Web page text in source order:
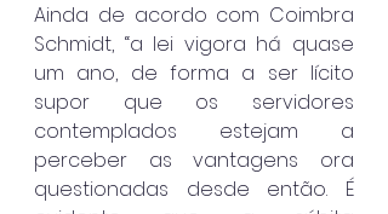
Ainda de acordo com Coimbra
Schmidt, “a lei vigora há quase
um ano, de forma a ser lícito
supor que os servidores
contemplados estejam a
perceber as vantagens ora
questionadas desde então. É